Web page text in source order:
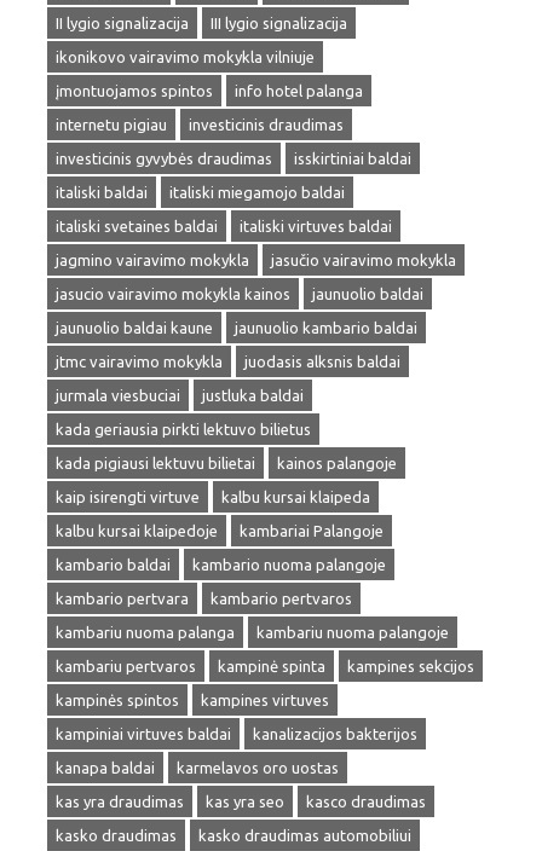
II lygio signalizacija
III lygio signalizacija
ikonikovo vairavimo mokykla vilniuje
įmontuojamos spintos
info hotel palanga
internetu pigiau
investicinis draudimas
investicinis gyvybės draudimas
isskirtiniai baldai
italiski baldai
italiski miegamojo baldai
italiski svetaines baldai
italiski virtuves baldai
jagmino vairavimo mokykla
jasučio vairavimo mokykla
jasucio vairavimo mokykla kainos
jaunuolio baldai
jaunuolio baldai kaune
jaunuolio kambario baldai
jtmc vairavimo mokykla
juodasis alksnis baldai
jurmala viesbuciai
justluka baldai
kada geriausia pirkti lektuvo bilietus
kada pigiausi lektuvu bilietai
kainos palangoje
kaip isirengti virtuve
kalbu kursai klaipeda
kalbu kursai klaipedoje
kambariai Palangoje
kambario baldai
kambario nuoma palangoje
kambario pertvara
kambario pertvaros
kambariu nuoma palanga
kambariu nuoma palangoje
kambariu pertvaros
kampinė spinta
kampines sekcijos
kampinės spintos
kampines virtuves
kampiniai virtuves baldai
kanalizacijos bakterijos
kanapa baldai
karmelavos oro uostas
kas yra draudimas
kas yra seo
kasco draudimas
kasko draudimas
kasko draudimas automobiliui